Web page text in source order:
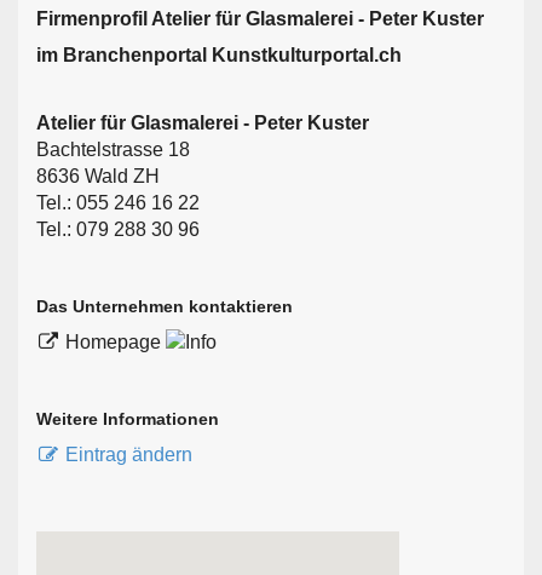
Firmen­profil Atelier für Glasmalerei - Peter Kuster
im Branchen­portal Kunstkulturportal.ch
Atelier für Glasmalerei - Peter Kuster
Bachtelstrasse 18
8636 Wald ZH
Tel.: 055 246 16 22
Tel.: 079 288 30 96
Das Unternehmen kontaktieren
Homepage
Weitere Informationen
Eintrag ändern